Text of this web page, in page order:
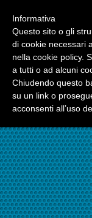
Informativa
Questo sito o gli
di cookie necessari
nella cookie policy.
a tutti o ad alcuni
Chiudendo questo
su un link o
acconsenti all’uso